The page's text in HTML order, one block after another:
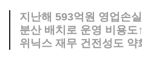
지난해 593억원 영업손실
분산 배치로 운영 비용도↑
위닉스 재무 건전성도 약